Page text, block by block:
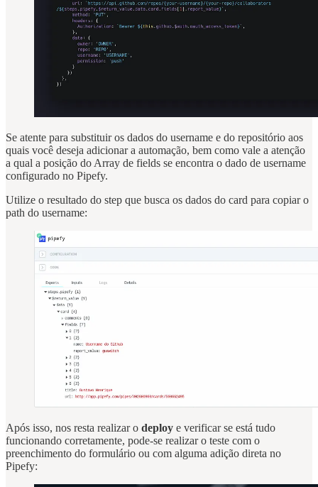
Se atente para substituir os dados do username e do repositório aos
quais você deseja adicionar a automação, bem como vale a atenção
a qual a posição do Array de fields se encontra o dado de username
configurado no Pipefy.
Utilize o resultado do step que busca os dados do card para copiar o
path do username:
Após isso, nos resta realizar o deploy e verificar se está tudo
funcionando corretamente, pode-se realizar o teste com o
preenchimento do formulário ou com alguma adição direta no
Pipefy: